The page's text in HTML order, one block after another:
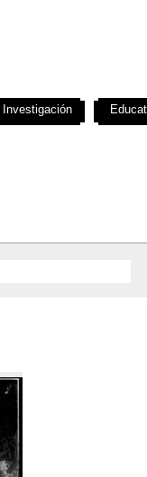
Investigación